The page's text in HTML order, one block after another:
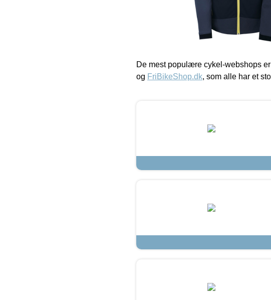
De mest populære cykel-webshops
og FriBikeShop.dk, som alle har et